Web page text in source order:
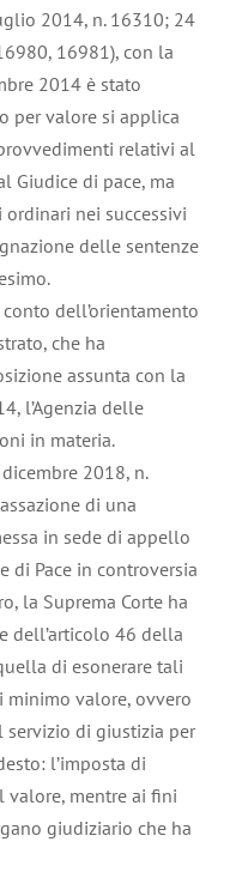
2014, n. 16310; 24
16981), con la
2014 è stato
per valore si applica
relativi al
Giudice di pace, ma
nei successivi
delle sentenze
dell’orientamento
che ha
assunta con la
l’Agenzia delle
in materia.
2018, n.
di una
in sede di appello
di Pace in controversia
la Suprema Corte ha
dell’articolo 46 della
di esonerare tali
minimo valore, ovvero
servizio di giustizia per
l’imposta di
mentre ai fini
giudiziario che ha